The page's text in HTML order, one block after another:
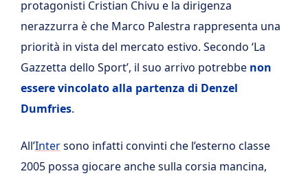
protagonisti Cristian Chivu e la dirigenza
nerazzurra è che Marco Palestra rappresenta una
priorità in vista del mercato estivo. Secondo ‘La
Gazzetta dello Sport’, il suo arrivo potrebbe non
essere vincolato alla partenza di Denzel
Dumfries.
All’Intersono infatti convinti che l’esterno classe
2005 possa giocare anche sulla corsia mancina,